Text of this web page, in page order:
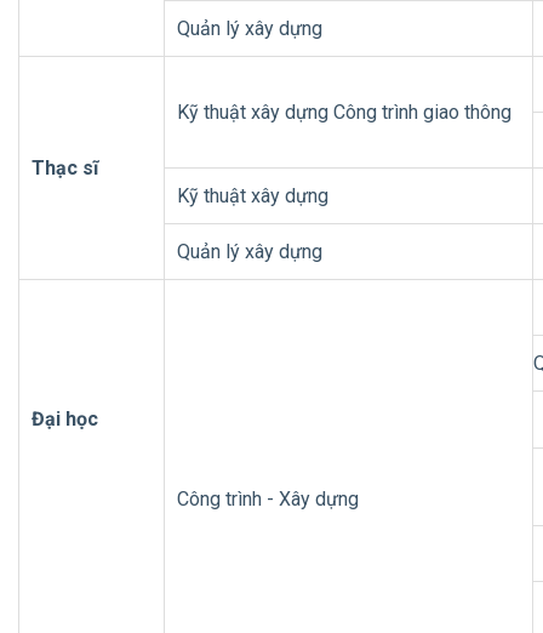
Quản lý xây dựng
Thạc sĩ
Kỹ thuật xây dựng Công trình giao thông
Kỹ thuật xây dựng
Quản lý xây dựng
Đại học
Công trình - Xây dựng